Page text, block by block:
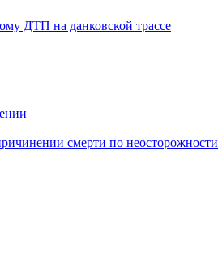
ДТП на данковской трассе
смерти по неосторожности